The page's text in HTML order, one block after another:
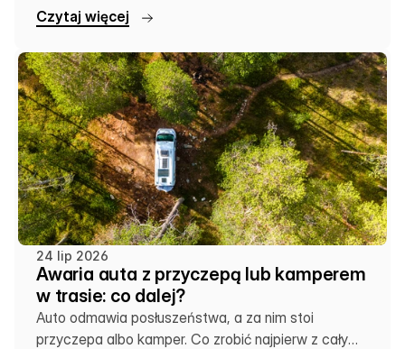
Czytaj więcej
24 lip 2026
Awaria auta z przyczepą lub kamperem
w trasie: co dalej?
Auto odmawia posłuszeństwa, a za nim stoi
przyczepa albo kamper. Co zrobić najpierw z całym